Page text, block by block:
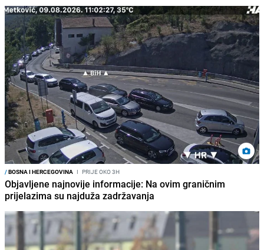
/BOSNA I HERCEGOVINA I PRIJE OKO 3H
Objavljene najnovije informacije: Na ovim graničnim
prijelazima su najduža zadržavanja